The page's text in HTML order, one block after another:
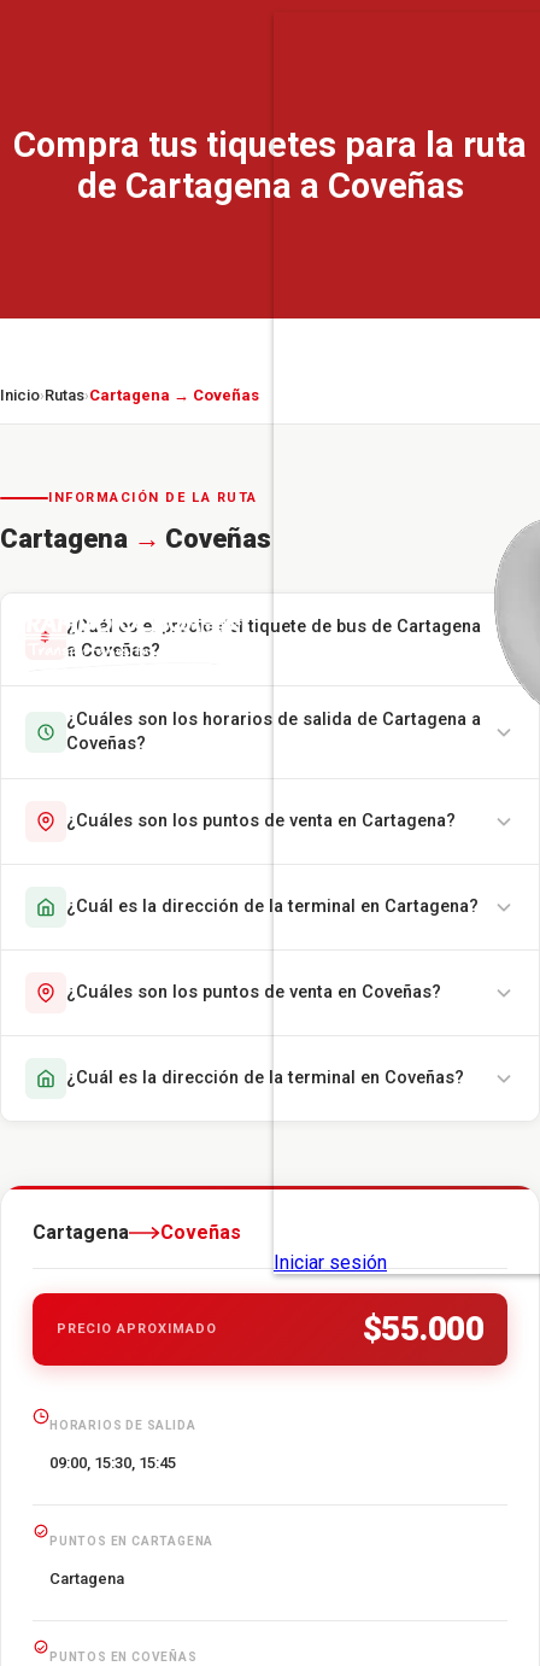
Compra tus tiquetes para la ruta
de Cartagena a Coveñas
Inicio›Rutas›Cartagena → Coveñas
INFORMACIÓN DE LA RUTA
Cartagena → Coveñas
¿Cuál es el precio del tiquete de bus de Cartagena
a Coveñas?
¿Cuáles son los horarios de salida de Cartagena a
Coveñas?
¿Cuáles son los puntos de venta en Cartagena?
¿Cuál es la dirección de la terminal en Cartagena?
¿Cuáles son los puntos de venta en Coveñas?
¿Cuál es la dirección de la terminal en Coveñas?
Cartagena Coveñas
PRECIO APROXIMADO $55.000
HORARIOS DE SALIDA
09:00, 15:30, 15:45
PUNTOS EN CARTAGENA
Cartagena
PUNTOS EN COVEÑAS